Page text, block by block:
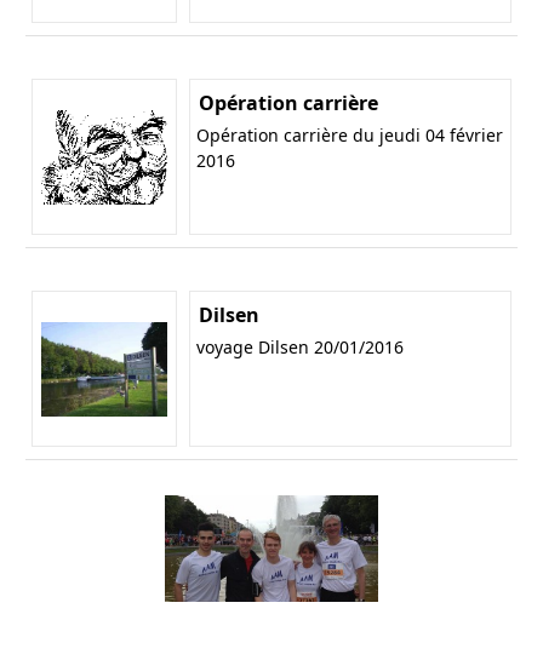
Opération carrière
Opération carrière du jeudi 04 février
2016
Dilsen
voyage Dilsen 20/01/2016